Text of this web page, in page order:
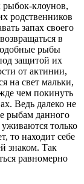
рыбок-клоунов,
родственников
запах своего
в
рыбы
защитой их
от актинии,
на свет мальки,
чем покинуть
Ведь далеко не
рыбам данного
только
то находит себе
знаком. Так
равномерно